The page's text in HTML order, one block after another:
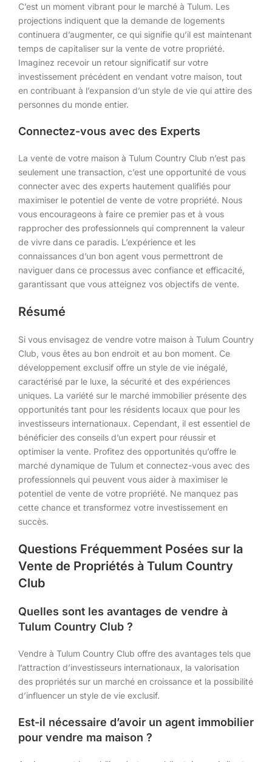
C’est un moment vibrant pour le marché à Tulum. Les
projections indiquent que la demande de logements
continuera d’augmenter, ce qui signifie qu’il est maintenant
temps de capitaliser sur la vente de votre propriété.
Imaginez recevoir un retour significatif sur votre
investissement précédent en vendant votre maison, tout
en contribuant à l’expansion d’un style de vie qui attire des
personnes du monde entier.
Connectez-vous avec des Experts
La vente de votre maison à Tulum Country Club n’est pas
seulement une transaction, c’est une opportunité de vous
connecter avec des experts hautement qualifiés pour
maximiser le potentiel de vente de votre propriété. Nous
vous encourageons à faire ce premier pas et à vous
rapprocher des professionnels qui comprennent la valeur
de vivre dans ce paradis. L’expérience et les
connaissances d’un bon agent vous permettront de
naviguer dans ce processus avec confiance et efficacité,
garantissant que vous atteignez vos objectifs de vente.
Résumé
Si vous envisagez de vendre votre maison à Tulum Country
Club, vous êtes au bon endroit et au bon moment. Ce
développement exclusif offre un style de vie inégalé,
caractérisé par le luxe, la sécurité et des expériences
uniques. La variété sur le marché immobilier présente des
opportunités tant pour les résidents locaux que pour les
investisseurs internationaux. Cependant, il est essentiel de
bénéficier des conseils d’un expert pour réussir et
optimiser la vente. Profitez des opportunités qu’offre le
marché dynamique de Tulum et connectez-vous avec des
professionnels qui peuvent vous aider à maximiser le
potentiel de vente de votre propriété. Ne manquez pas
cette chance et transformez votre investissement en
succès.
Questions Fréquemment Posées sur la
Vente de Propriétés à Tulum Country
Club
Quelles sont les avantages de vendre à
Tulum Country Club ?
Vendre à Tulum Country Club offre des avantages tels que
l’attraction d’investisseurs internationaux, la valorisation
des propriétés sur un marché en croissance et la possibilité
d’influencer un style de vie exclusif.
Est-il nécessaire d’avoir un agent immobilier
pour vendre ma maison ?